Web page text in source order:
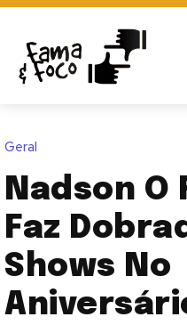
Geral
Nadson O
Faz
Shows No